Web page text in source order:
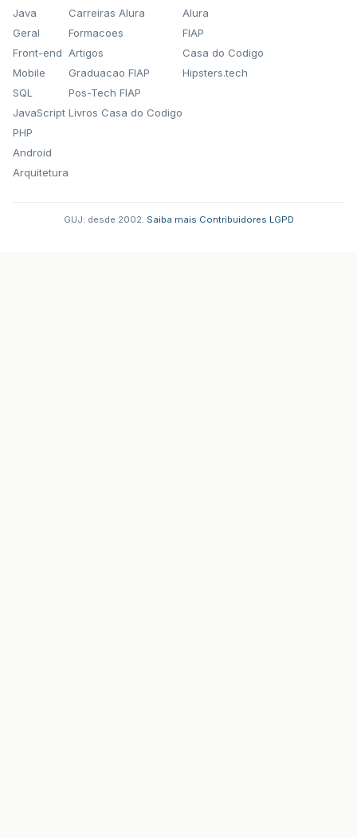
Java
Geral
Front-end
Mobile
SQL
JavaScript
PHP
Android
Arquitetura
Carreiras Alura
Formacoes
Artigos
Graduacao FIAP
Pos-Tech FIAP
Livros Casa do Codigo
Alura
FIAP
Casa do Codigo
Hipsters.tech
GUJ: desde 2002. Saiba mais Contribuidores LGPD